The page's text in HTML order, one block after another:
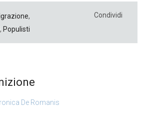
,
, Populisti
Condividi
De Romanis